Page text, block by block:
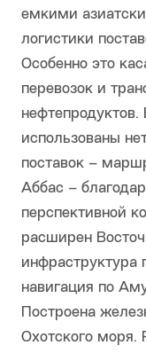
емкими
логистики
Особенно это
перевозок и
использованы
поставок –
Аббас –
перспективной
расширен
навигация по
Построена
Охотского